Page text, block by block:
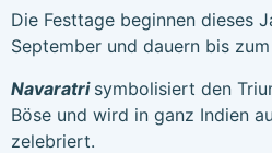
Die Festtage beginnen dieses
September und dauern bis zum
Navaratri symbolisiert den
Böse und wird in ganz Indien
zelebriert.